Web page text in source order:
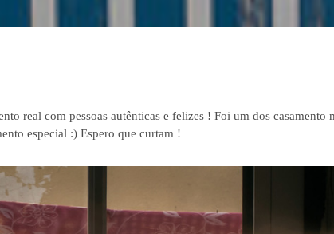
real com pessoas autênticas e felizes ! Foi um dos casamento
especial :) Espero que curtam !